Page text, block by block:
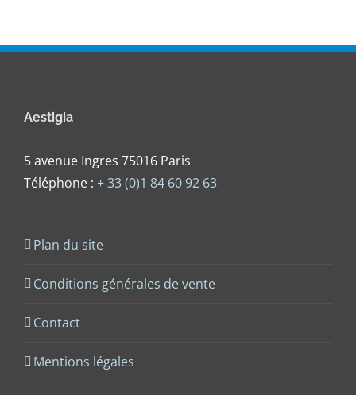
Aestigia
5 avenue Ingres 75016 Paris
Téléphone : + 33 (0)1 84 60 92 63
Plan du site
Conditions générales de vente
Contact
Mentions légales